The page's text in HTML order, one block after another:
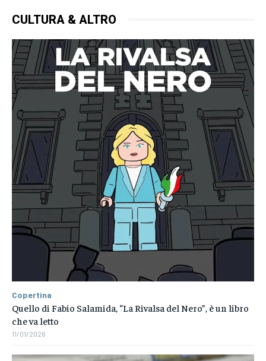
CULTURA & ALTRO
Copertina
Quello di Fabio Salamida, “La Rivalsa del Nero”, è un libro
che va letto
11/01/2026